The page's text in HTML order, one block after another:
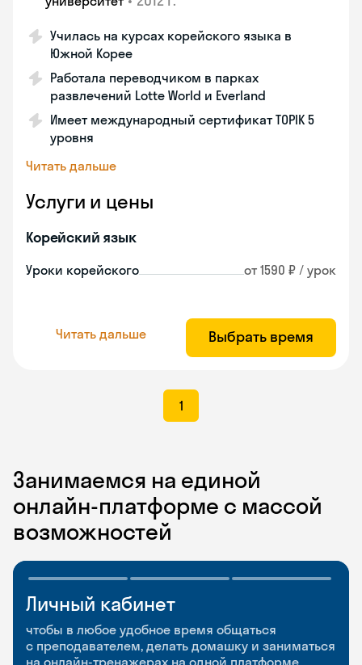
Училась на курсах корейского языка в
Южной Корее
Работала переводчиком в парках
развлечений Lotte World и Everland
Имеет международный сертификат TOPIK 5
уровня
Читать дальше
Услуги и цены
Корейский язык
Уроки корейского от 1590 ₽ / урок
Читать дальше Выбрать время
1
Занимаемся на единой
онлайн-платформе с массой
возможностей
Личный кабинет
чтобы в любое удобное время общаться
с преподавателем, делать домашку и заниматься
на онлайн-тренажерах на одной платформе
Мобильное
приложение
чтобы заниматься и изучать новые слова где
Разговорные клубы
и Talks
Групповые занятия для разговорной практики